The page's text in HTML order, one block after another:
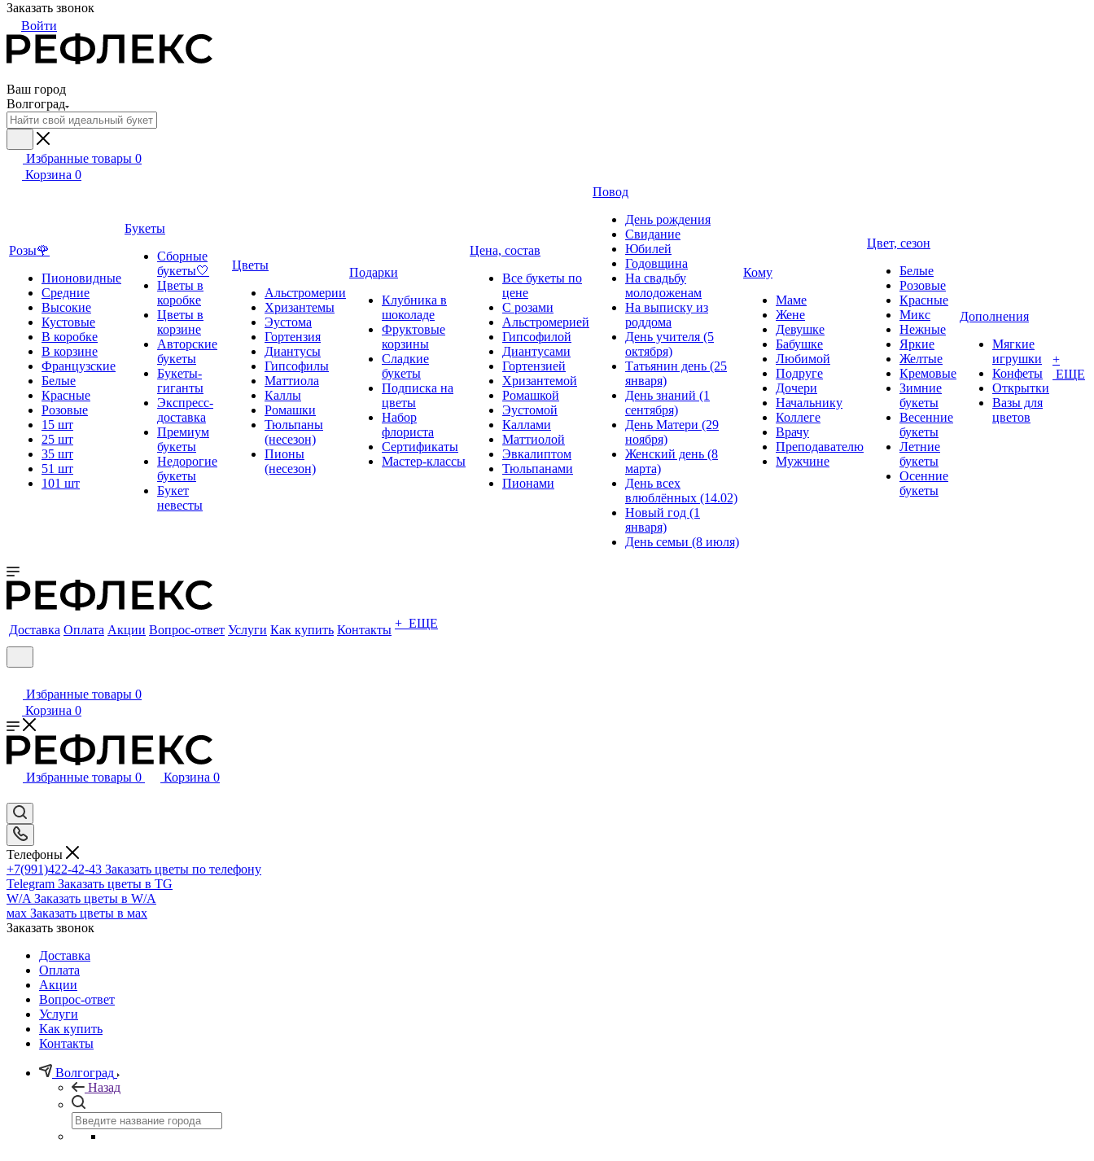
Заказать звонок
Войти
Ваш город
Волгоград
Избранные товары 0
Корзина 0
Розы🌹
Пионовидные
Средние
Высокие
Кустовые
В коробке
В корзине
Французские
Белые
Красные
Розовые
15 шт
25 шт
35 шт
51 шт
101 шт
Букеты
Сборные
букеты🤍
Цветы в
коробке
Цветы в
корзине
Авторские
букеты
Букеты-
гиганты
Экспресс-
доставка
Премиум
букеты
Недорогие
букеты
Букет
невесты
Цветы
Альстромерии
Хризантемы
Эустома
Гортензия
Диантусы
Гипсофилы
Маттиола
Каллы
Ромашки
Тюльпаны
(несезон)
Пионы
(несезон)
Подарки
Клубника в
шоколаде
Фруктовые
корзины
Сладкие
букеты
Подписка на
цветы
Набор
флориста
Сертификаты
Мастер-классы
Цена, состав
Все букеты по
цене
С розами
Альстромерией
Гипсофилой
Диантусами
Гортензией
Хризантемой
Ромашкой
Эустомой
Каллами
Маттиолой
Эвкалиптом
Тюльпанами
Пионами
Повод
День рождения
Свидание
Юбилей
Годовщина
На свадьбу
молодоженам
На выписку из
роддома
День учителя (5
октября)
Татьянин день (25
января)
День знаний (1
сентября)
День Матери (29
ноября)
Женский день (8
марта)
День всех
влюблённых (14.02)
Новый год (1
января)
День семьи (8 июля)
Кому
Маме
Жене
Девушке
Бабушке
Любимой
Подруге
Дочери
Начальнику
Коллеге
Врачу
Преподавателю
Мужчине
Цвет, сезон
Белые
Розовые
Красные
Микс
Нежные
Яркие
Желтые
Кремовые
Зимние
букеты
Весенние
букеты
Летние
букеты
Осенние
букеты
Дополнения
Мягкие
игрушки
Конфеты
Открытки
Вазы для
цветов
+
ЕЩЕ
Доставка Оплата Акции Вопрос-ответ Услуги Как купить Контакты + ЕЩЕ
Избранные товары 0
Корзина 0
Избранные товары 0 Корзина 0
Телефоны
+7(991)422-42-43 Заказать цветы по телефону
Telegram Заказать цветы в TG
W/A Заказать цветы в W/A
мах Заказать цветы в мах
Заказать звонок
Доставка
Оплата
Акции
Вопрос-ответ
Услуги
Как купить
Контакты
Волгоград
Назад